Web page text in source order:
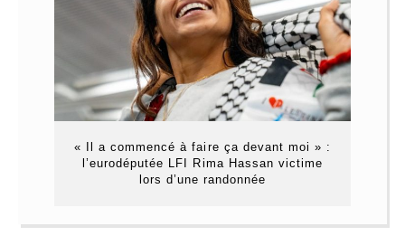
« Il a commencé à faire ça devant moi » :
l’eurodéputée LFI Rima Hassan victime
lors d’une randonnée